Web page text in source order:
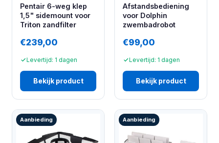
Pentair 6-weg klep
1,5" sidemount voor
Triton zandfilter
€239,00
Levertijd: 1 dagen
Bekijk product
Afstandsbediening
voor Dolphin
zwembadrobot
€99,00
Levertijd: 1 dagen
Bekijk product
Aanbieding Aanbieding